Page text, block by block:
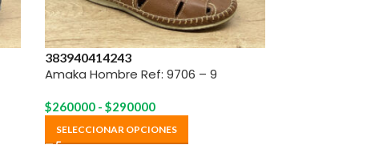
383940414243
Amaka Hombre Ref: 9706 – 9
$260000 - $290000
SELECCIONAR OPCIONES